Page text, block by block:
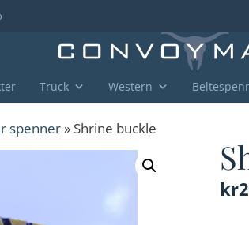
Truck Western
spenner » Shrine buckle
kr